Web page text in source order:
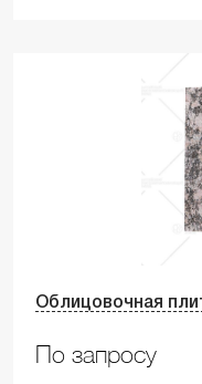
Облицовочная
По запросу